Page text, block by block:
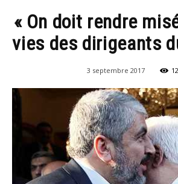
« On doit rendre
vies des dirigeants
3 septembre 2017